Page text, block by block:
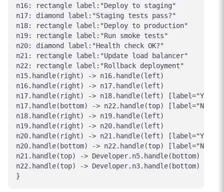
n16: rectangle label:"Deploy to staging"
n17: diamond label:"Staging tests pass?"
n18: rectangle label:"Deploy to production"
n19: rectangle label:"Run smoke tests"
n20: diamond label:"Health check OK?"
n21: rectangle label:"Update load balancer"
n22: rectangle label:"Rollback deployment"
n15.handle(right) -> n16.handle(left)
n16.handle(right) -> n17.handle(left)
n17.handle(right) -> n18.handle(left) [label="Yes"]
n17.handle(bottom) -> n22.handle(top) [label="No"]
n18.handle(right) -> n19.handle(left)
n19.handle(right) -> n20.handle(left)
n20.handle(right) -> n21.handle(left) [label="Yes"]
n20.handle(bottom) -> n22.handle(top) [label="No"]
n21.handle(top) -> Developer.n5.handle(bottom)
n22.handle(top) -> Developer.n3.handle(bottom)
}